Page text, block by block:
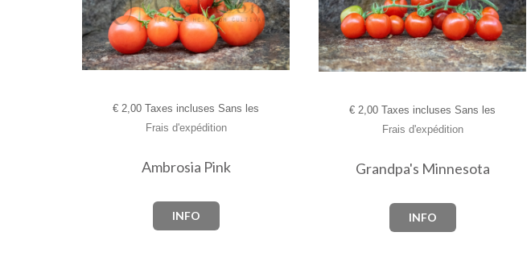
€ 2,00 Taxes incluses Sans les
Frais d'expédition
Ambrosia Pink
INFO
€ 2,00 Taxes incluses Sans les
Frais d'expédition
Grandpa's Minnesota
INFO